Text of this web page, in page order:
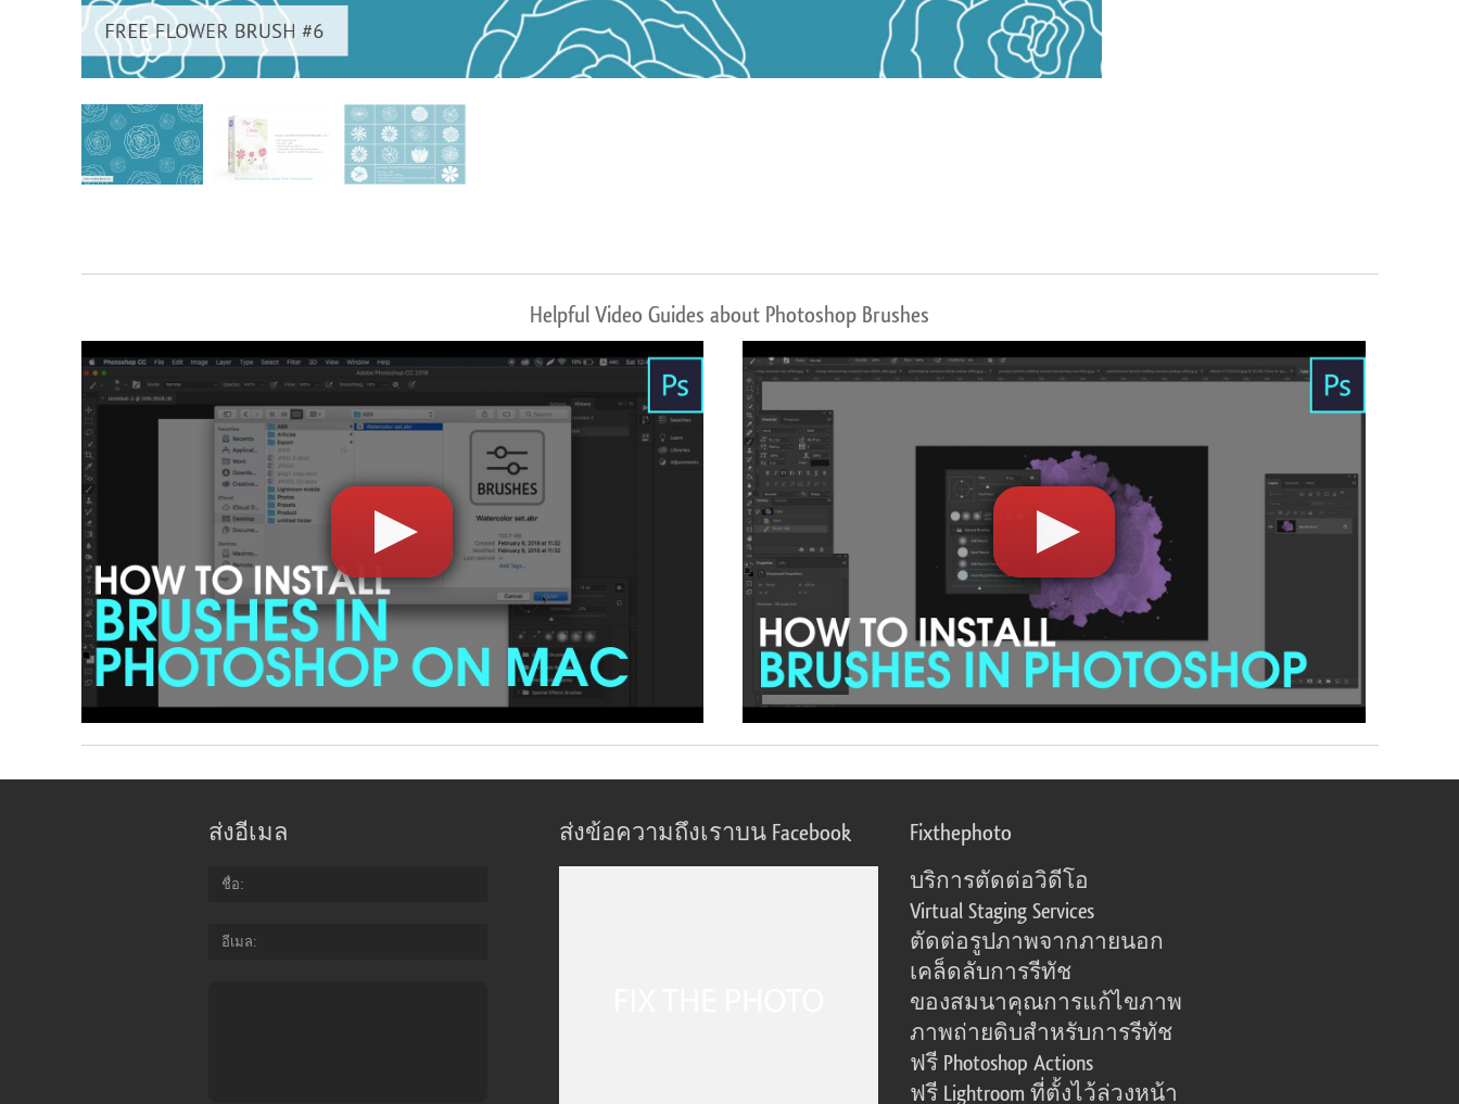
Helpful Video Guides about Photoshop Brushes
ส่งอีเมล
ชื่อ
อีเมล
ส่งข้อความถึงเราบน Facebook Fixthephoto
บริการตัดต่อวิดีโอ
Virtual Staging Services
ตัดต่อรูปภาพจากภายนอก
เคล็ดลับการรีทัช
ของสมนาคุณการแก้ไขภาพ
ภาพถ่ายดิบสำหรับการรีทัช
ฟรี Photoshop Actions
ฟรี Lightroom ที่ตั้งไว้ล่วงหน้า